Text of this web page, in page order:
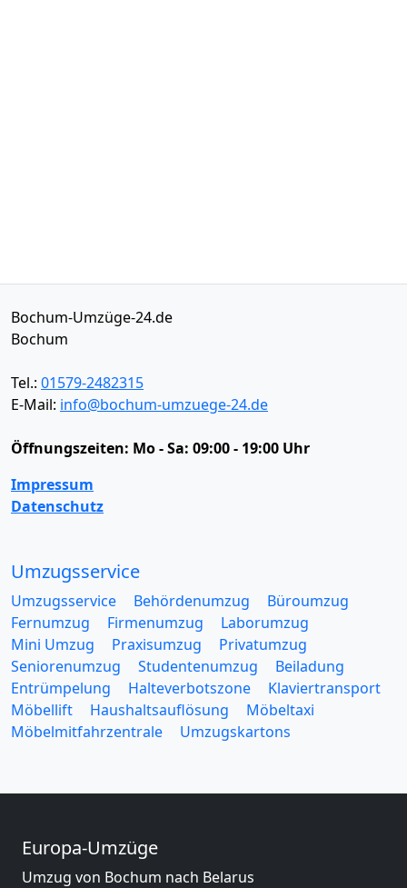
Bochum-Umzüge-24.de
Bochum
Tel.: 01579-2482315
E-Mail: info@bochum-umzuege-24.de
Öffnungszeiten: Mo - Sa: 09:00 - 19:00 Uhr
Impressum
Datenschutz
Umzugsservice
Umzugsservice Behördenumzug
Büroumzug
Fernumzug
Firmenumzug
Laborumzug
Mini Umzug
Praxisumzug
Privatumzug
Seniorenumzug
Studentenumzug
Beiladung
Entrümpelung
Halteverbotszone
Klaviertransport
Möbellift
Haushaltsauflösung
Möbeltaxi
Möbelmitfahrzentrale
Umzugskartons
Europa-Umzüge
Umzug von Bochum nach Belarus